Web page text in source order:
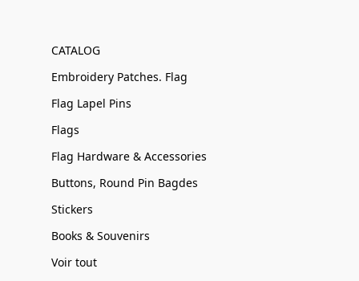
CATALOG
Embroidery Patches. Flag
Flag Lapel Pins
Flags
Flag Hardware & Accessories
Buttons, Round Pin Bagdes
Stickers
Books & Souvenirs
Voir tout